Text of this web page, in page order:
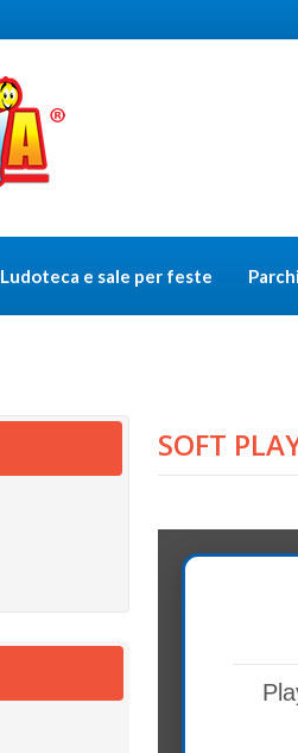
Ludoteca e sale per feste
SOFT